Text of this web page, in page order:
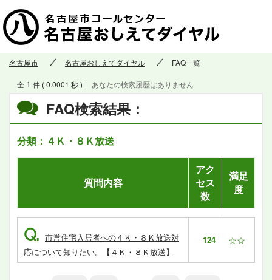
名古屋市 名古屋おしえてダイヤル FAQ一覧
FAQ検索結果：
分類：４Ｋ・８Ｋ放送
全 1 件 ( 0.0001 秒 ) | あなたの検索履歴はありません
質問内容
アク
セス
数
満足
度
Q. 市営住宅入居者への４Ｋ・８Ｋ放送対
応について知りたい。【４Ｋ・８Ｋ放送】
124 ☆☆